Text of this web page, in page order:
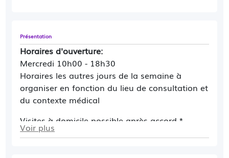
Présentation
Horaires d'ouverture:
Mercredi 10h00 - 18h30
Horaires les autres jours de la semaine à
organiser en fonction du lieu de consultation et
du contexte médical
Visites à domicile possible après accord.*
Contact plateforme par Messagerie Sécurisée
Voir plus